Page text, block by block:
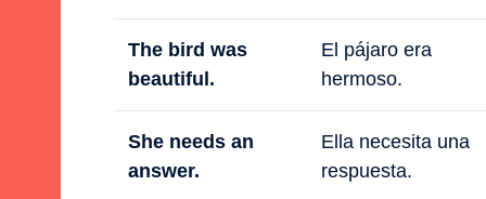
The bird was
beautiful.
El pájaro era
hermoso.
She needs an
answer.
Ella necesita una
respuesta.